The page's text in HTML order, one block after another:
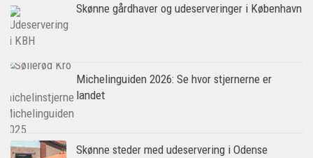
Skønne gårdhaver og udeserveringer i København
Michelinguiden 2026: Se hvor stjernerne er
landet
Skønne steder med udeservering i Odense